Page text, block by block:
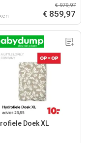
€ 979,97
€ 859,97
Doek XL